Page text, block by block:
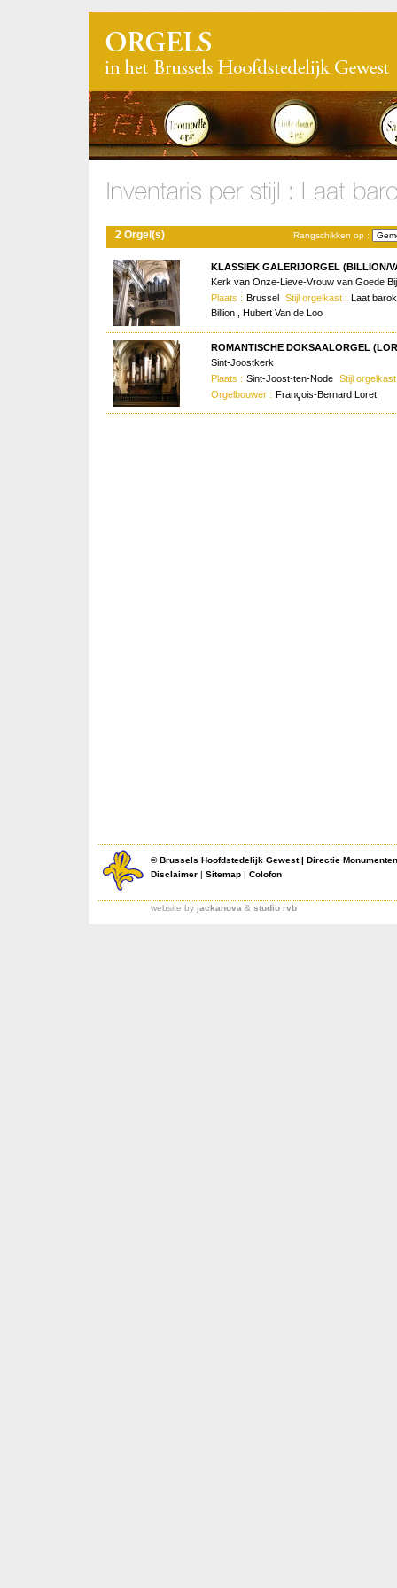
Rangschikken op :
2 Orgel(s)
KLASSIEK GALERIJORGEL (BILLION/
Kerk van Onze-Lieve-Vrouw van Goede
Plaats : Brussel Stijl orgelkast : Laat
Billion , Hubert Van de Loo
ROMANTISCHE DOKSAALORGEL
Sint-Joostkerk
Plaats : Sint-Joost-ten-Node Stijl
Orgelbouwer : François-Bernard Loret
©Brussels Hoofdstedelijk Gewest| Directie
Disclaimer | Sitemap | Colofon
website by jackanova & studio rvb